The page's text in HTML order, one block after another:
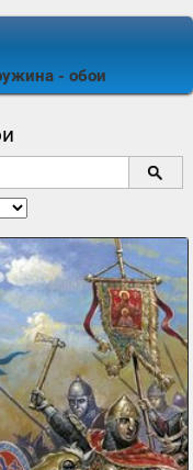
- обои